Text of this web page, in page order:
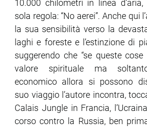
10.000 chilometri in linea d’aria,
sola regola: “No aerei”. Anche qui
la sua sensibilità verso la
laghi e foreste e l’estinzione di
suggerendo che “se queste
valore spirituale ma
economico allora si possono
suo viaggio l’autore incontra,
Calais Jungle in Francia,
corso contro la Russia, ben